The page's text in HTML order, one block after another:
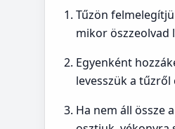
Tűzön
mikor öszzeolvad
Egyenként
levesszük a
Ha nem áll össze